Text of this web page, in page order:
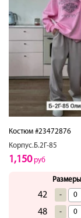
Костюм #23472876
Корпус.Б.2Г-85
1,150руб
Размеры
42 -
48 -